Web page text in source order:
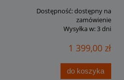
Dostępność:dostępny na
zamówienie
Wysyłka w:3 dni
1 399,00 zł
do koszyka